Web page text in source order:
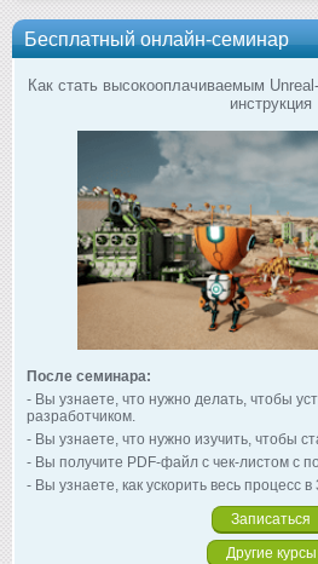
Бесплатный онлайн-семинар
Как стать высокооплачиваемым
инструкция
После семинара:
- Вы узнаете, что нужно делать, чтобы
разработчиком.
- Вы узнаете, что нужно изучить, чтобы
- Вы получите PDF-файл с чек-листом с
- Вы узнаете, как ускорить весь процесс в
Записаться
Другие курсы